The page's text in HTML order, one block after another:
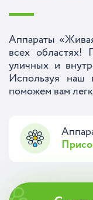
Аппараты
всех областях!
уличных и
Используя наш
поможем вам